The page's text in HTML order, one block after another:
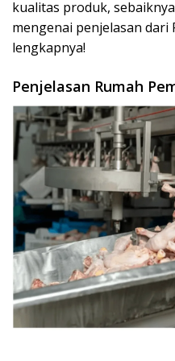
kualitas produk,
mengenai penjelasan dari
lengkapnya!
Penjelasan Rumah